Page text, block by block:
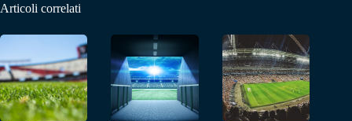
Articoli correlati